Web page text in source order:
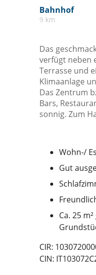
Bahnhof
9 km
Das
verfügt neben
Terrasse und
Klimaanlage
Das Zentrum
Bars,
sonnig. Zum
Wohn-/
Gut
Ca. 25
CIR:
CIN: